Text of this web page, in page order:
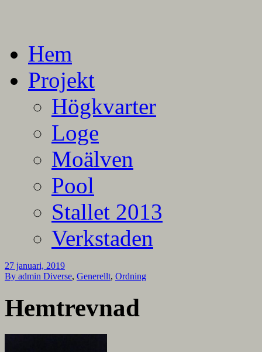
Hem
Projekt
Högkvarter
Loge
Moälven
Pool
Stallet 2013
Verkstaden
27 januari, 2019
By admin Diverse, Generellt, Ordning
Hemtrevnad